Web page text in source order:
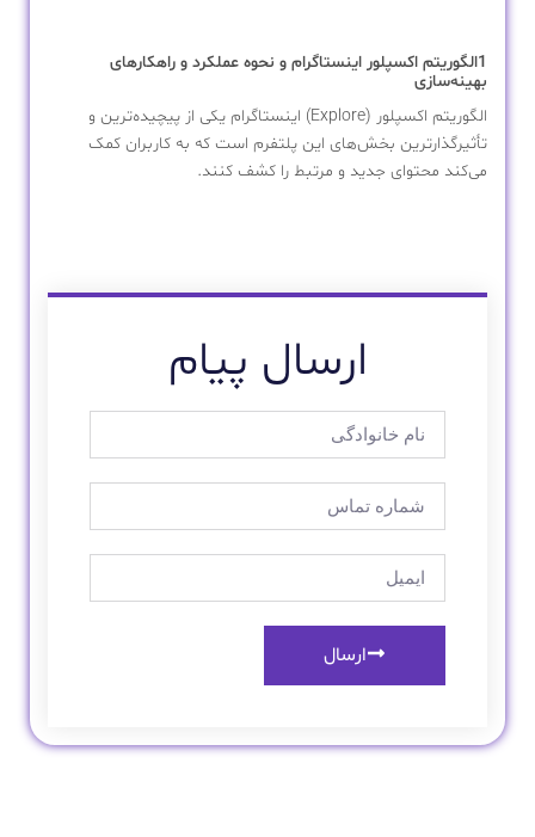
1الگوریتم اکسپلور اینستاگرام و نحوه عملکرد و راهکارهای
بهینه‌سازی
الگوریتم اکسپلور (Explore) اینستاگرام یکی از پیچیده‌ترین و
تأثیرگذارترین بخش‌های این پلتفرم است که به کاربران کمک
می‌کند محتوای جدید و مرتبط را کشف کنند.
ارسال پیام
ارسال